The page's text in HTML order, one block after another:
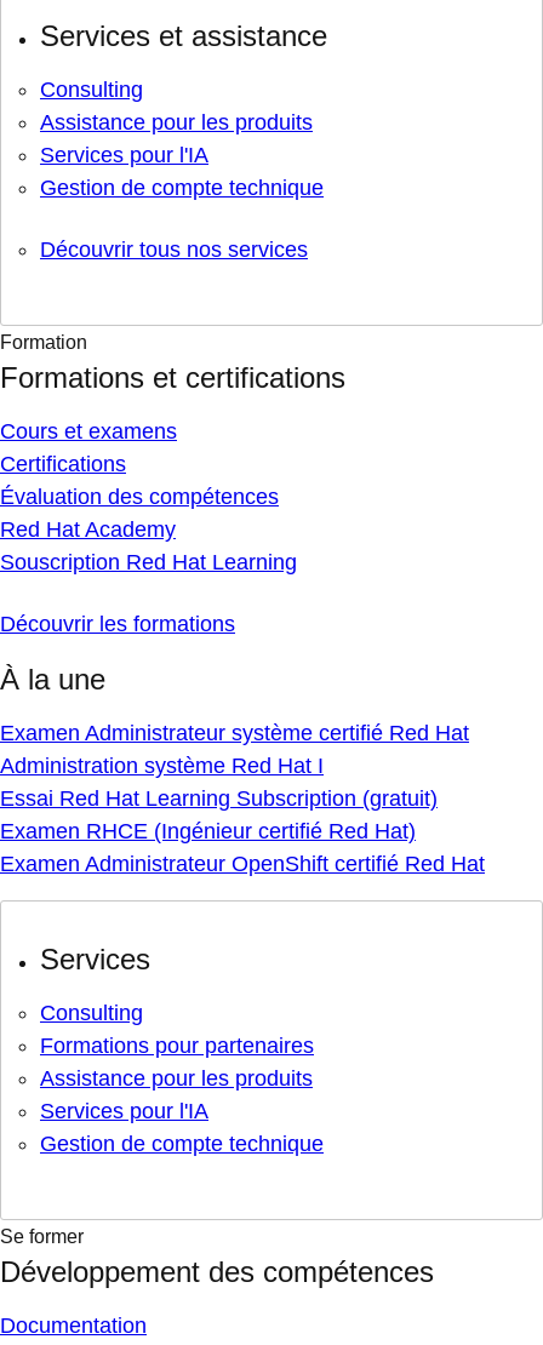
Services et assistance
Consulting
Assistance pour les produits
Services pour l'IA
Gestion de compte technique
Découvrir tous nos services
Formation
Formations et certifications
Cours et examens
Certifications
Évaluation des compétences
Red Hat Academy
Souscription Red Hat Learning
Découvrir les formations
À la une
Examen Administrateur système certifié Red Hat
Administration système Red Hat I
Essai Red Hat Learning Subscription (gratuit)
Examen RHCE (Ingénieur certifié Red Hat)
Examen Administrateur OpenShift certifié Red Hat
Services
Consulting
Formations pour partenaires
Assistance pour les produits
Services pour l'IA
Gestion de compte technique
Se former
Développement des compétences
Documentation